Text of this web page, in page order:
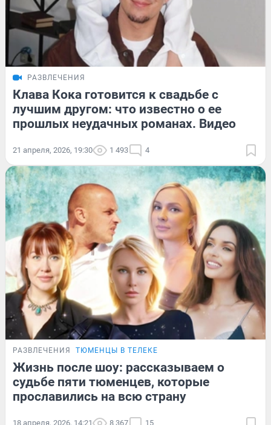
РАЗВЛЕЧЕНИЯ
Клава Кока готовится к свадьбе с
лучшим другом: что известно о ее
прошлых неудачных романах. Видео
21 апреля, 2026, 19:30 1 493 4
РАЗВЛЕЧЕНИЯ ТЮМЕНЦЫ В ТЕЛЕКЕ
Жизнь после шоу: рассказываем о
судьбе пяти тюменцев, которые
прославились на всю страну
18 апреля, 2026, 14:21 8 367 15